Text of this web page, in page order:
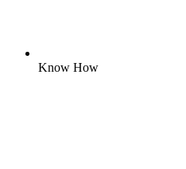
Know How